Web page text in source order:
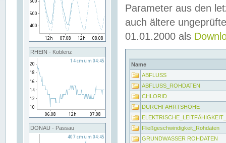
RHEIN - Koblenz
DONAU - Passau
Parameter aus den
auch ältere
01.01.2000 als
Name
ABFLUSS
ABFLUSS_ROHDATEN
CHLORID
DURCHFAHRTSHÖHE
Fließgeschwindigkeit_Rohdaten
GRUNDWASSER ROHDATEN